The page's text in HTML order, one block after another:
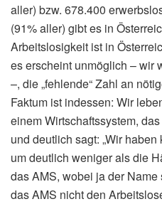
aller) bzw. 678.400
(91% aller) gibt es in
Arbeitslosigkeit ist in
es erscheint unmöglich – wir
–, die „fehlende“ Zahl an
Faktum ist indessen: Wir
einem Wirtschaftssystem,
und deutlich sagt: „Wir
um deutlich weniger als die
das AMS, wobei ja der
das AMS nicht den